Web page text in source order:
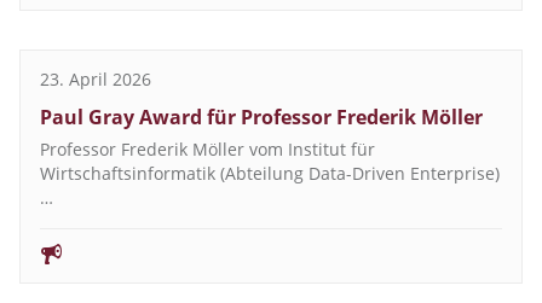
23. April 2026
Paul Gray Award für Professor Frederik Möller
Professor Frederik Möller vom Institut für
Wirtschaftsinformatik (Abteilung Data-Driven Enterprise)
…